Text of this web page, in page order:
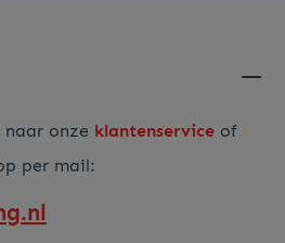
naar onze klantenservice of
per mail: